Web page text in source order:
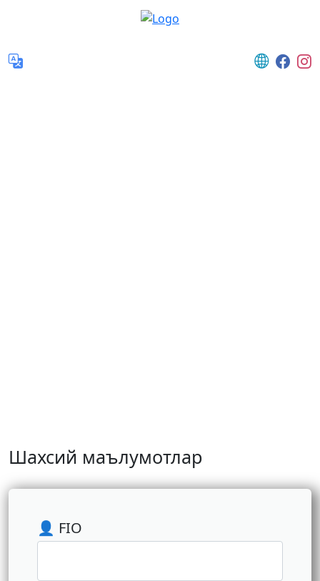
Шахсий маълумотлар
👤 FIO